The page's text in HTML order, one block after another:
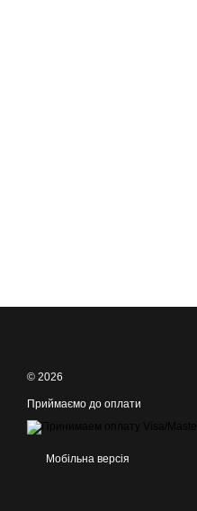
© 2026
Приймаємо до оплати
Мобільна версія